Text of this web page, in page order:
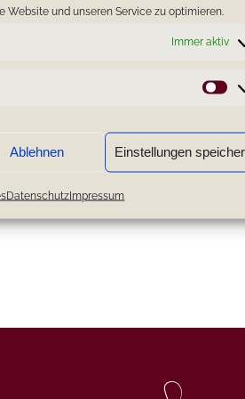
Website und unseren Service zu optimieren.
Immer aktiv
Ablehnen Einstellungen
DatenschutzImpressum